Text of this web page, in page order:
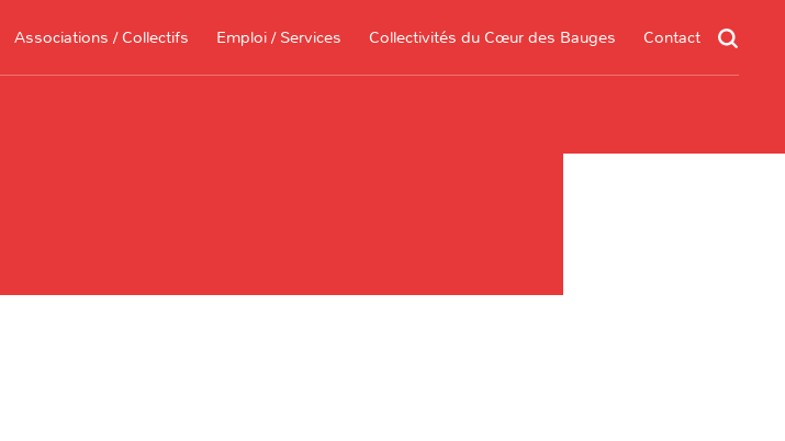
Associations / Collectifs Emploi / Services Collectivités du Cœur des Bauges Contact